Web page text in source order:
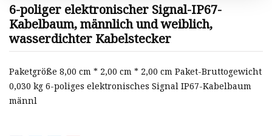
6-poliger elektronischer Signal-IP67-
Kabelbaum, männlich und weiblich,
wasserdichter Kabelstecker
Paketgröße 8,00 cm * 2,00 cm * 2,00 cm Paket-Bruttogewicht
0,030 kg 6-poliges elektronisches Signal IP67-Kabelbaum
männl